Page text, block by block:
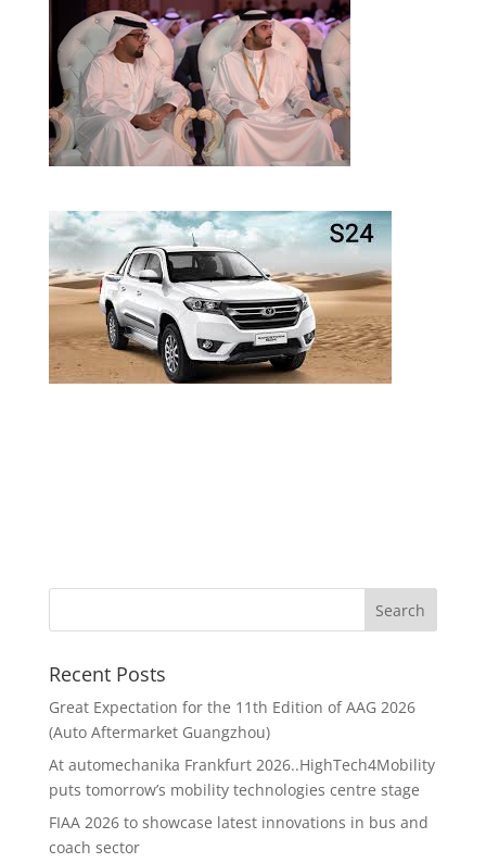
Recent Posts
Great Expectation for the 11th Edition of AAG 2026
(Auto Aftermarket Guangzhou)
At automechanika Frankfurt 2026..HighTech4Mobility
puts tomorrow’s mobility technologies centre stage
FIAA 2026 to showcase latest innovations in bus and
coach sector